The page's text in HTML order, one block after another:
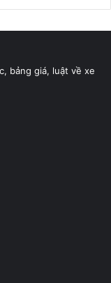
bảng giá, luật về xe